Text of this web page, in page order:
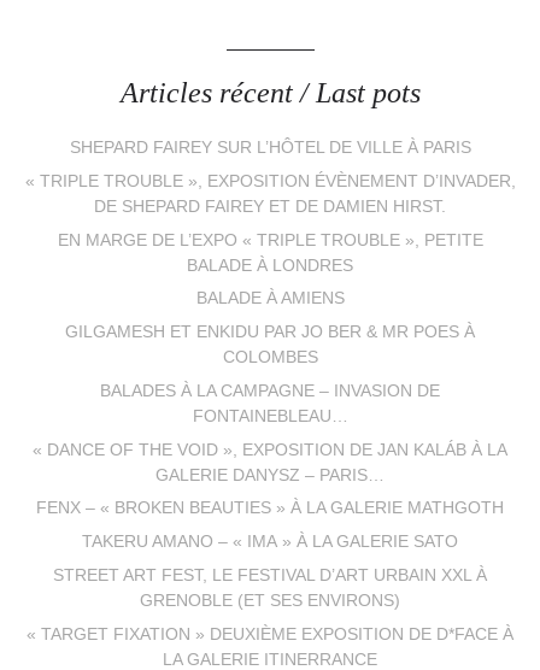
Articles récent / Last pots
SHEPARD FAIREY SUR L’HÔTEL DE VILLE À PARIS
« TRIPLE TROUBLE », EXPOSITION ÉVÈNEMENT D’INVADER,
DE SHEPARD FAIREY ET DE DAMIEN HIRST.
EN MARGE DE L’EXPO « TRIPLE TROUBLE », PETITE
BALADE À LONDRES
BALADE À AMIENS
GILGAMESH ET ENKIDU PAR JO BER & MR POES À
COLOMBES
BALADES À LA CAMPAGNE – INVASION DE
FONTAINEBLEAU…
« DANCE OF THE VOID », EXPOSITION DE JAN KALÁB À LA
GALERIE DANYSZ – PARIS…
FENX – « BROKEN BEAUTIES » À LA GALERIE MATHGOTH
TAKERU AMANO – « IMA » À LA GALERIE SATO
STREET ART FEST, LE FESTIVAL D’ART URBAIN XXL À
GRENOBLE (ET SES ENVIRONS)
« TARGET FIXATION » DEUXIÈME EXPOSITION DE D*FACE À
LA GALERIE ITINERRANCE